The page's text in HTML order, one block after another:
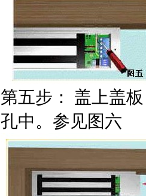
第五步： 盖上盖
孔中。参见图六